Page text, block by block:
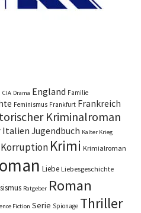
CIA Drama England Familie
Feminismus Frankfurt Frankreich
Kriminalroman
Italien Jugendbuch Kalter Krieg
Korruption Krimi Krimialroman
Liebe Liebesgeschichte
Ratgeber Roman
Fiction Serie Spionage Thriller